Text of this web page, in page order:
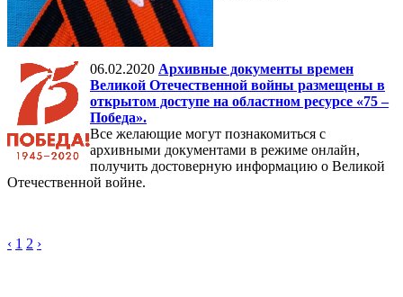
06.02.2020 Архивные документы времен
Великой Отечественной войны размещены в
открытом доступе на областном ресурсе «75 –
Победа».
Все желающие могут познакомиться с
архивными документами в режиме онлайн,
получить достоверную информацию о Великой
Отечественной войне.
‹ 1 2 ›